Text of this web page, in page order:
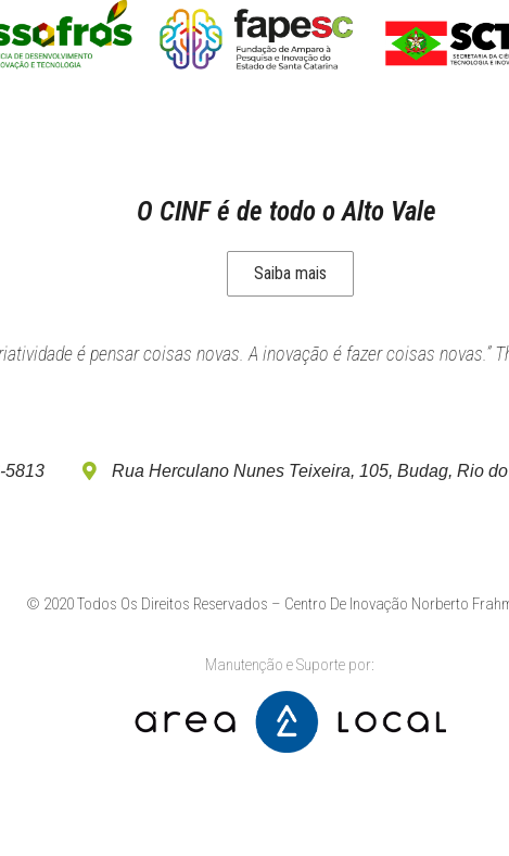
O CINF é de todo o Alto Vale
Saiba mais
é pensar coisas novas. A inovação é fazer coisas novas.”
5813 Rua Herculano Nunes Teixeira, 105, Budag, Rio
© 2020 Todos Os Direitos Reservados – Centro De Inovação Norberto
Manutenção e Suporte por: